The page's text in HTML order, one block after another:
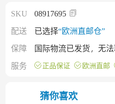
SKU
08917695
配送
已选择“欧洲直邮仓”
保障
国际物流已发货，无
会有挤压（不影响产
异，详情仅供参考，
服务 正品保证 欧洲直邮
猜你喜欢
已加
€4.00 €5.80
券后预估价
Bombastus 凡士林保湿
已加
商品库存不足